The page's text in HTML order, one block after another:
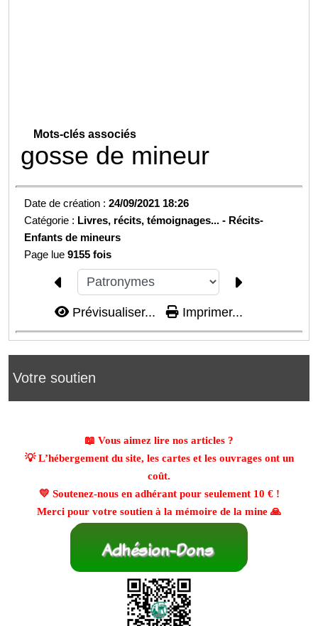
Votre soutien
📖 Vous aimez lire nos articles ?
💡 L’hébergement du site, les cartes et les ouvrages ont un
coût.
💛 Soutenez-nous en adhérant pour seulement 10 €!
Merci pour votre soutien à la mémoire de la mine 🙏
Mots-clés associés
gosse de mineur
Date de création :24/09/2021 18:26
Catégorie : Livres, récits, témoignages... - Récits-
Enfants de mineurs
Page lue9155 fois
Prévisualiser... Imprimer...